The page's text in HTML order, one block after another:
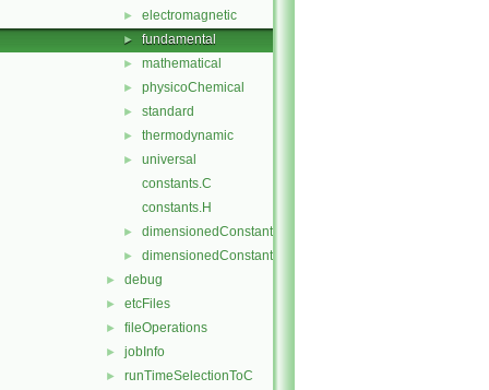
► electromagnetic
► fundamental
► mathematical
► physicoChemical
► standard
► thermodynamic
►
universal
constants.C
constants.H
► dimensionedConstants.C
► dimensionedConstants.H
► debug
► etcFiles
► fileOperations
► jobInfo
►
runTimeSelectionToC